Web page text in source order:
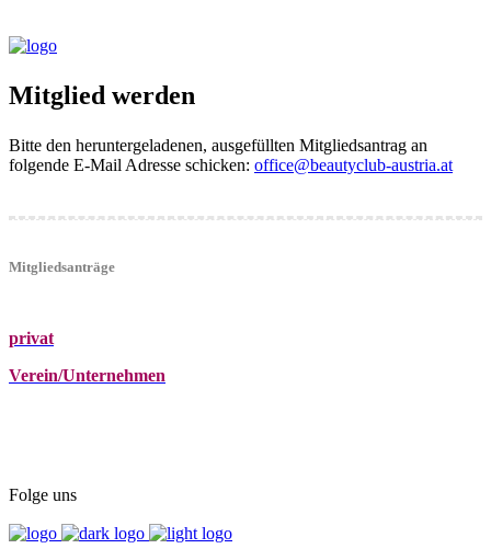
Mitglied werden
Bitte den heruntergeladenen, ausgefüllten Mitgliedsantrag an
folgende E-Mail Adresse schicken: office@beautyclub-austria.at
Mitgliedsanträge
privat
Verein/Unternehmen
Folge uns